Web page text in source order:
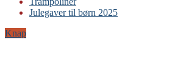
Julegaver til børn 2025
Knap